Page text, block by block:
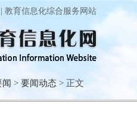
教育信息化综合服务网站
> 要闻动态 > 正文